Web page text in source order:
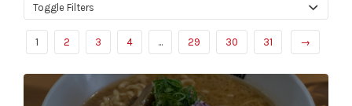
Toggle Filters
1 2 3 4 ... 29 30 31 →